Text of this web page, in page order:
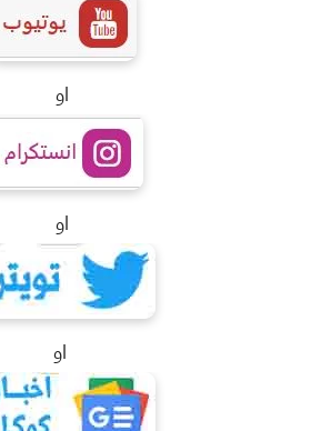
او
او
او